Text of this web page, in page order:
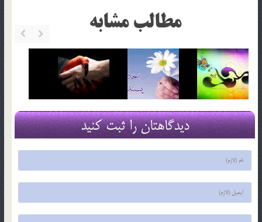
مطالب مشابه
دیدگاهتان را ثبت کنید